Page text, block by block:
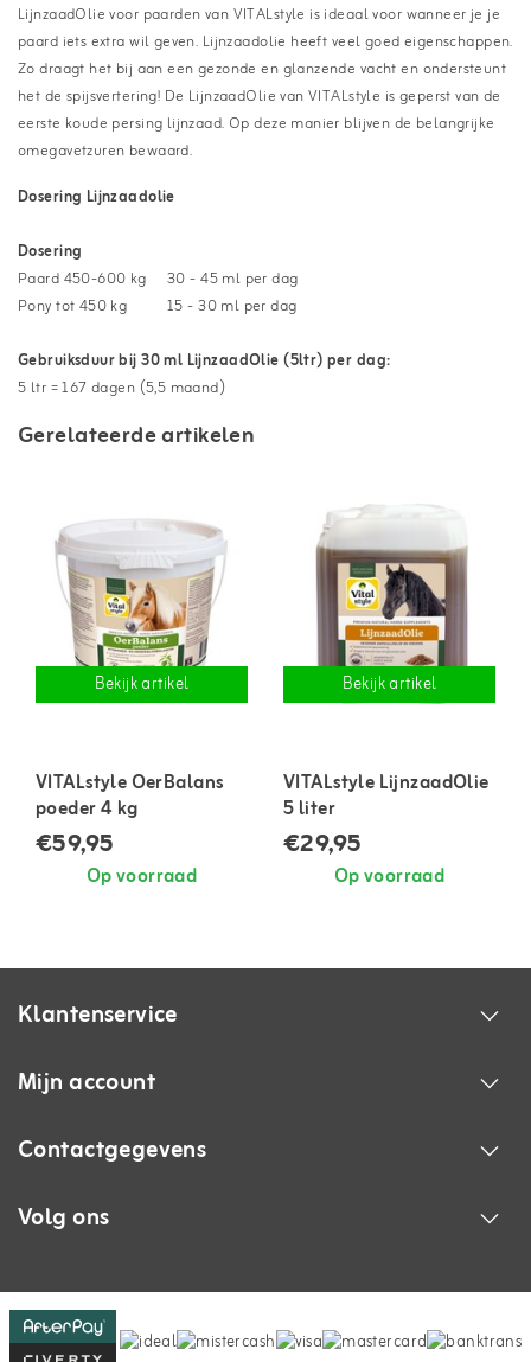
LijnzaadOlie voor paarden van VITALstyle is ideaal voor wanneer je je
paard iets extra wil geven. Lijnzaadolie heeft veel goed eigenschappen.
Zo draagt het bij aan een gezonde en glanzende vacht en ondersteunt
het de spijsvertering! De LijnzaadOlie van VITALstyle is geperst van de
eerste koude persing lijnzaad. Op deze manier blijven de belangrijke
omegavetzuren bewaard.
Dosering Lijnzaadolie
Dosering
Paard 450-600 kg 30 - 45 ml per dag
Pony tot 450 kg
15 - 30 ml per dag
Gebruiksduur bij 30 ml LijnzaadOlie (5ltr) per dag:
5 ltr = 167 dagen (5,5 maand)
Gerelateerde artikelen
Bekijk artikel
VITALstyle OerBalans
poeder 4 kg
€59,95
Op voorraad
Bekijk artikel
VITALstyle LijnzaadOlie
5 liter
€29,95
Op voorraad
Klantenservice
Mijn account
Contactgegevens
Volg ons